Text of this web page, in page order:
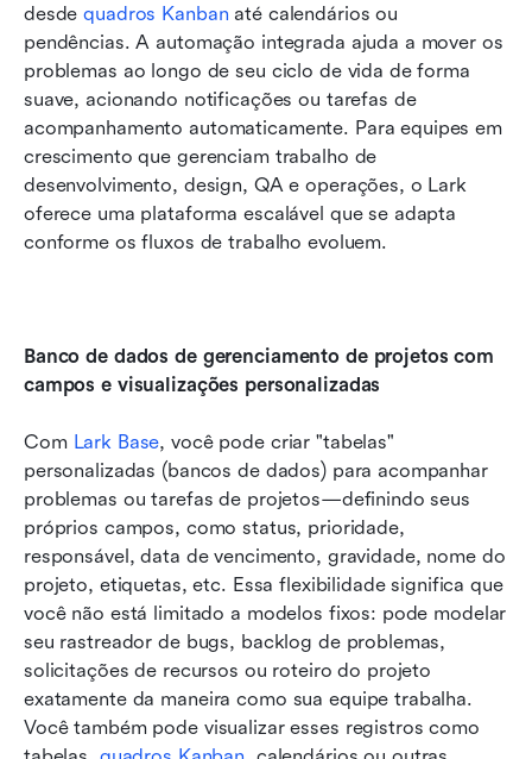
desde quadros Kanban até calendários ou
pendências. A automação integrada ajuda a mover os
problemas ao longo de seu ciclo de vida de forma
suave, acionando notificações ou tarefas de
acompanhamento automaticamente. Para equipes em
crescimento que gerenciam trabalho de
desenvolvimento, design, QA e operações, o Lark
oferece uma plataforma escalável que se adapta
conforme os fluxos de trabalho evoluem.
Banco de dados de gerenciamento de projetos com
campos e visualizações personalizadas
Com Lark Base, você pode criar "tabelas"
personalizadas (bancos de dados) para acompanhar
problemas ou tarefas de projetos—definindo seus
próprios campos, como status, prioridade,
responsável, data de vencimento, gravidade, nome do
projeto, etiquetas, etc. Essa flexibilidade significa que
você não está limitado a modelos fixos: pode modelar
seu rastreador de bugs, backlog de problemas,
solicitações de recursos ou roteiro do projeto
exatamente da maneira como sua equipe trabalha.
Você também pode visualizar esses registros como